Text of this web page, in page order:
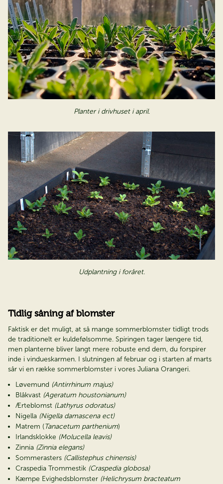
Planter i drivhuset i april.
Udplantning i foråret.
Tidlig såning af blomster
Faktisk er det muligt, at så mange sommerblomster tidligt trods
de traditionelt er kuldefølsomme. Spiringen tager længere tid,
men planterne bliver langt mere robuste end dem, du forspirer
inde i vindueskarmen. I slutningen af februar og i starten af marts
sår vi en række sommerblomster i vores Juliana Orangeri.
Løvemund (Antirrhinum majus)
Blåkvast (Ageratum houstonianum)
Ærteblomst (Lathyrus odoratus)
Nigella (Nigella damascena ect)
Matrem (Tanacetum parthenium)
Irlandsklokke (Molucella leavis)
Zinnia (Zinnia elegans)
Sommerasters (Callistephus chinensis)
Craspedia Trommestik (Craspedia globosa)
Kæmpe Evighedsblomster (Helichrysum bracteatum